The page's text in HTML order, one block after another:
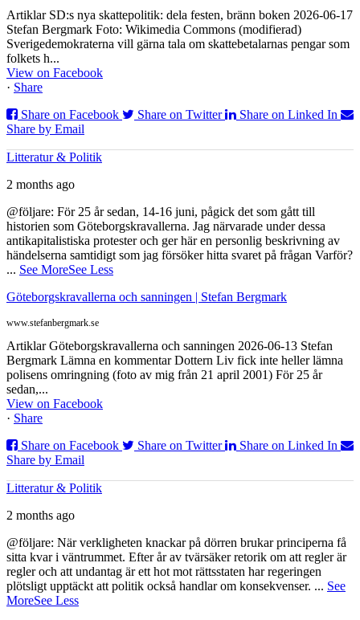
Artiklar SD:s nya skattepolitik: dela festen, bränn boken 2026-06-17
Stefan Bergmark Foto: Wikimedia Commons (modifierad)
Sverigedemokraterna vill gärna tala om skattebetalarnas pengar som
folkets h...
View on Facebook
· Share
Share on Facebook
Share on Twitter
Share on Linked In
Share by Email
Litteratur & Politik
2 months ago
@följare: För 25 år sedan, 14-16 juni, pågick det som gått till
historien som Göteborgskravallerna. Jag närvarade under dessa
antikapitalistiska protester och ger här en personlig beskrivning av
händelserna samtidigt som jag försöker hitta svaret på frågan Varför?
... See MoreSee Less
Göteborgskravallerna och sanningen | Stefan Bergmark
www.stefanbergmark.se
Artiklar Göteborgskravallerna och sanningen 2026-06-13 Stefan
Bergmark Lämna en kommentar Dottern Liv fick inte heller lämna
polisens omringning (foto av mig från 21 april 2001) För 25 år
sedan,...
View on Facebook
· Share
Share on Facebook
Share on Twitter
Share on Linked In
Share by Email
Litteratur & Politik
2 months ago
@följare: När verkligheten knackar på dörren brukar principerna få
sitta kvar i väntrummet. Efter år av tvärsäker retorik om att regler är
regler och att undantag är ett hot mot rättsstaten har regeringen
plötsligt upptäckt att politik också handlar om konsekvenser. ... See
MoreSee Less